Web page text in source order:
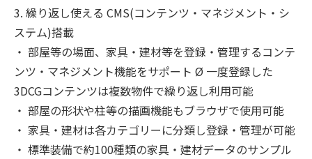
3. 繰り返し使える CMS(コンテンツ・マネジメント・シ
ステム)搭載
・ 部屋等の場面、家具・建材等を登録・管理するコンテ
ンツ・マネジメント機能をサポート Ø 一度登録した
3DCGコンテンツは複数物件で繰り返し利用可能
・ 部屋の形状や柱等の描画機能もブラウザで使用可能
・ 家具・建材は各カテゴリーに分類し登録・管理が可能
・ 標準装備で約100種類の家具・建材データのサンプル